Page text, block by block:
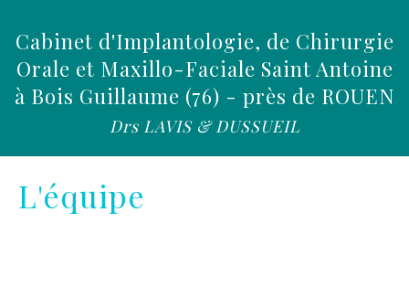
Cabinet d'Implantologie, de Chirurgie
Orale et Maxillo-Faciale Saint Antoine
à Bois Guillaume (76) - près de ROUEN
Drs LAVIS & DUSSUEIL
L'équipe